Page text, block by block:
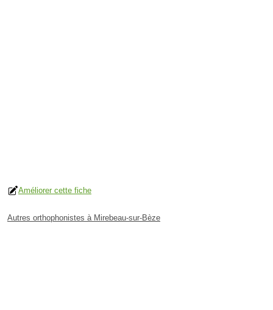
Améliorer cette fiche
Autres orthophonistes à Mirebeau-sur-Bèze